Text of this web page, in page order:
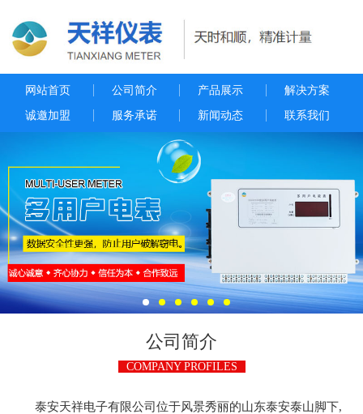
网站首页 公司简介 产品展示 解决方案
诚邀加盟 服务承诺 新闻动态 联系我们
公司简介
COMPANY PROFILES
泰安天祥电子有限公司位于风景秀丽的山东泰安泰山脚下,